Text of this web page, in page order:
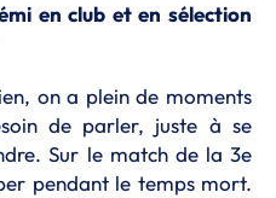
en club et en sélection
on a plein de moments
de parler, juste à se
Sur le match de la 3e
pendant le temps mort.